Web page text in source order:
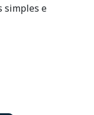
simples e